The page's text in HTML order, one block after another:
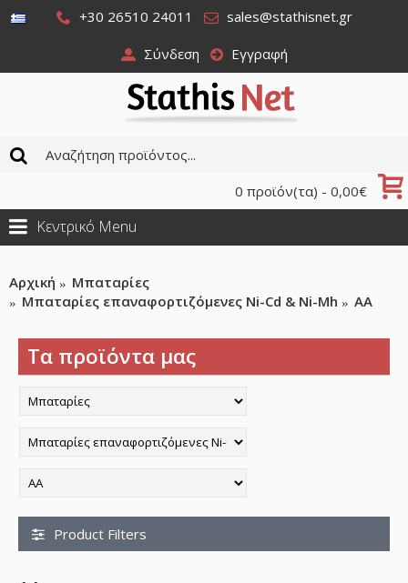
+30 26510 24011 sales@stathisnet.gr
Σύνδεση Εγγραφή
0 προϊόν(τα) - 0,00€
Κεντρικό Menu
Αρχική
Μπαταρίες
Μπαταρίες επαναφορτιζόμενες Ni-Cd & Ni-Mh
AA
Τα προϊόντα μας
Product Filters